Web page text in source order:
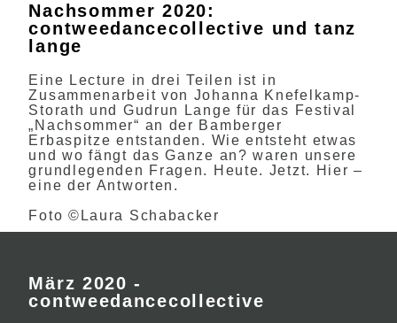
Nachsommer 2020:
contweedancecollective und tanz
lange
Eine Lecture in drei Teilen ist in
Zusammenarbeit von Johanna Knefelkamp-
Storath und Gudrun Lange für das Festival
„Nachsommer“ an der Bamberger
Erbaspitze entstanden. Wie entsteht etwas
und wo fängt das Ganze an? waren unsere
grundlegenden Fragen. Heute. Jetzt. Hier –
eine der Antworten.
Foto ©Laura Schabacker
März 2020 -
contweedancecollective